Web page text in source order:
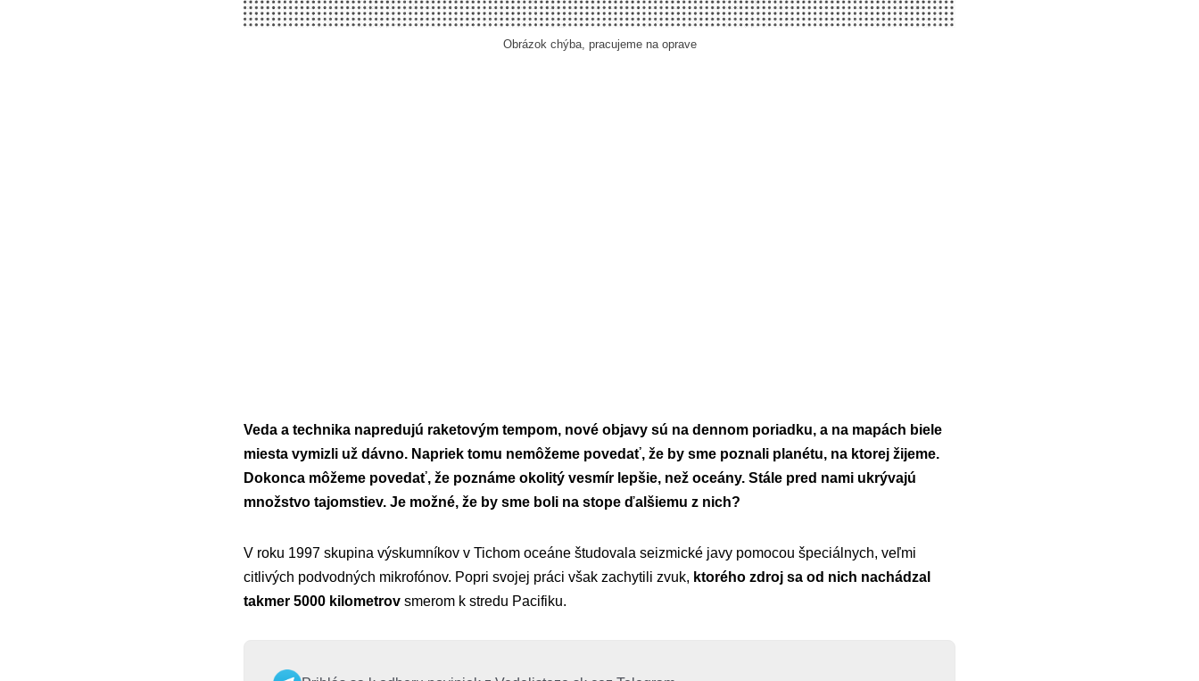
Obrázok chýba, pracujeme na oprave
Veda a technika napredujú raketovým tempom, nové objavy sú na dennom poriadku, a na mapách biele
miesta vymizli už dávno. Napriek tomu nemôžeme povedať, že by sme poznali planétu, na ktorej žijeme.
Dokonca môžeme povedať, že poznáme okolitý vesmír lepšie, než oceány. Stále pred nami ukrývajú
množstvo tajomstiev. Je možné, že by sme boli na stope ďalšiemu z nich?
V roku 1997 skupina výskumníkov v Tichom oceáne študovala seizmické javy pomocou špeciálnych, veľmi
citlivých podvodných mikrofónov. Popri svojej práci však zachytili zvuk, ktorého zdroj sa od nich nachádzal
takmer 5000 kilometrov smerom k stredu Pacifiku.